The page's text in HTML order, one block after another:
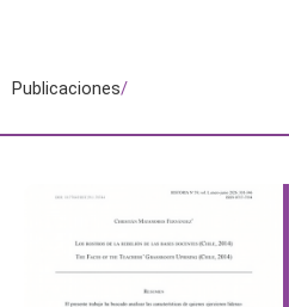
Publicaciones/